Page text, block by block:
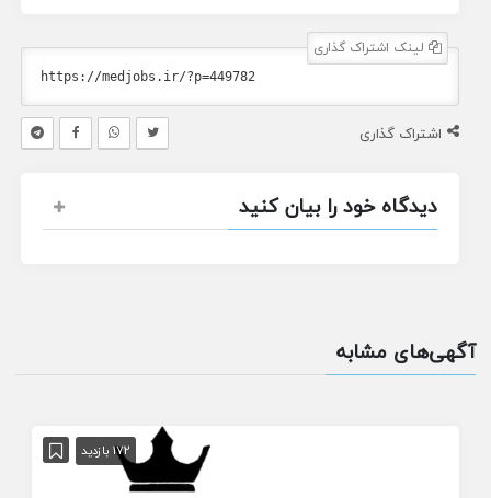
لینک اشتراک گذاری
اشتراک گذاری
دیدگاه خود را بیان کنید
آگهی‌های مشابه
172 بازدید